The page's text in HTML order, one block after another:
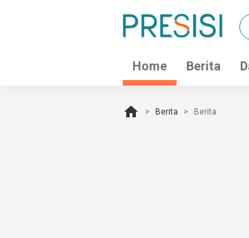
Home Berita
home Berita Berita